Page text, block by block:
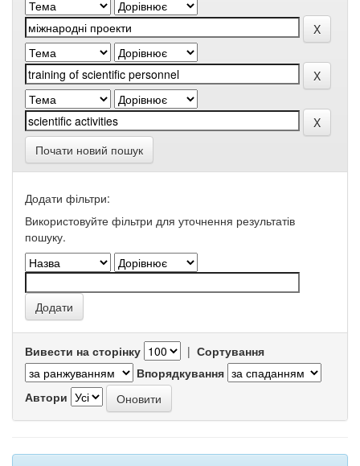
Почати новий пошук
Додати фільтри:
Використовуйте фільтри для уточнення результатів
пошуку.
Вивести на сторінку | Сортування
Впорядкування
Автори